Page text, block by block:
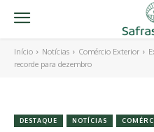
Início Notícias Comércio Exterior
recorde para dezembro
DESTAQUE NOTÍCIAS